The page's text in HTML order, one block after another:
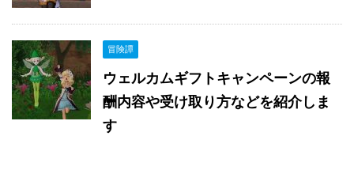
冒険譚
ウェルカムギフトキャンペーンの報
酬内容や受け取り方などを紹介しま
す